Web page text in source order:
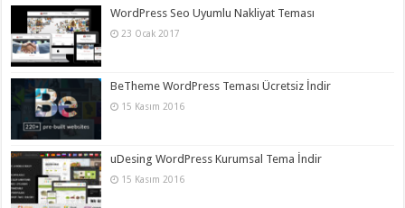
WordPress Seo Uyumlu Nakliyat Teması
23 Ocak 2017
BeTheme WordPress Teması Ücretsiz İndir
15 Kasım 2016
uDesing WordPress Kurumsal Tema İndir
15 Kasım 2016